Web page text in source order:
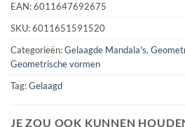
EAN:6011647692675
SKU:6011651591520
Categorieën:Gelaagde Mandala's,
Geometrische vormen
Tag:Gelaagd
JE ZOU OOK KUNNEN